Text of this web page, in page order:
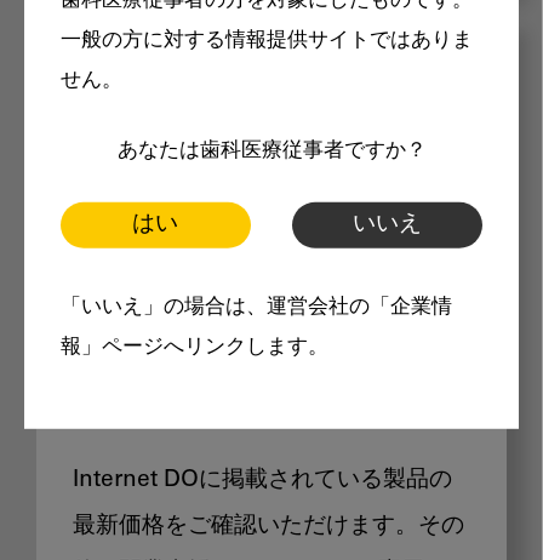
一般の方に対する情報提供サイトではありま
せん。
あなたは歯科医療従事者ですか？
はい いいえ
「いいえ」の場合は、運営会社の「企業情
報」ページへリンクします。
Internet DOに掲載されている
製品価格も閲覧可能
Internet DOに掲載されている製品の
最新価格をご確認いただけます。その